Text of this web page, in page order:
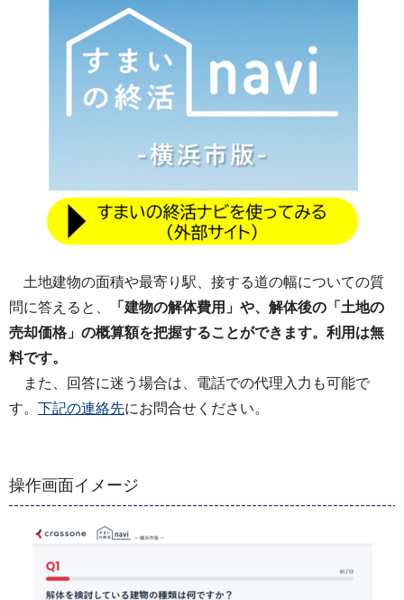
土地建物の面積や最寄り駅、接する道の幅についての質
問に答えると、
「建物の解体費用」や、解体後の「土地の
売却価格」の概算額を把握することができます。利用は無
料です。
また、回答に迷う場合は、電話での代理入力も可能で
す。 下記の連絡先にお問合せください。
操作画面イメージ